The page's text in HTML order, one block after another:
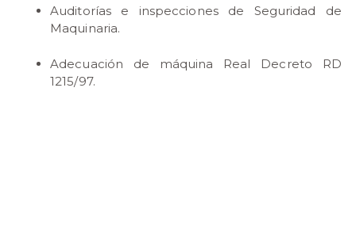
Auditorías e inspecciones de Seguridad de
Maquinaria.
Adecuación de máquina Real Decreto RD
1215/97.